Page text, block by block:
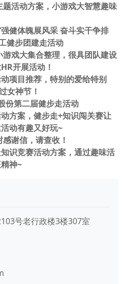
活动方案，小游戏大智慧趣味
健体魄展风采 奋斗实干争排
健步团建走活动
戏大集合整理，很具团队建设
开展活动！
项目推荐，特别的爱给特别
女神节！
份第二届健步走活动
方案，健步走+知识闯关赛让
动有趣又好玩~
谢信，请查收！
识竞赛活动方案，通过趣味活
神~
号老行政楼3楼307室